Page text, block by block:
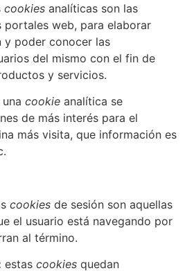
cookies analíticas son las
portales web, para elaborar
y poder conocer las
del mismo con el fin de
y servicios.
cookie analítica se
de más interés para el
más visita, que información es
cookies de sesión son aquellas
el usuario está navegando por
al término.
estas cookies quedan